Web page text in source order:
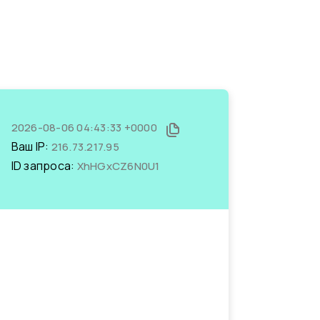
2026-08-06 04:43:33 +0000
Ваш IP: 216.73.217.95
ID запроса: XhHGxCZ6N0U1